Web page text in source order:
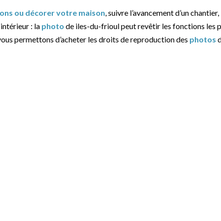
ou décorer votre maison, suivre l’avancement d’un
: la photo de iles-du-frioul peut revêtir les fonctions les
permettons d’acheter les droits de reproduction des photos